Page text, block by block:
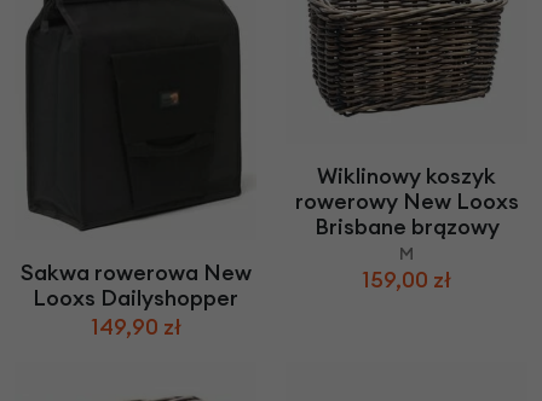
Sakwa rowerowa New
Looxs Dailyshopper
149,90 zł
Wiklinowy koszyk
rowerowy New Looxs
Brisbane brązowy
M
159,00 zł